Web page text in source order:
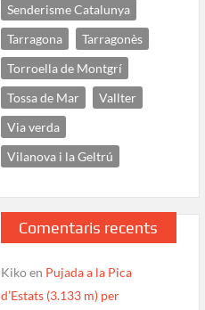
Senderisme Catalunya
Tarragona
Tarragonès
Torroella de Montgrí
Tossa de Mar
Vallter
Via verda
Vilanova i la Geltrú
Comentaris recents
Kikoen Pujada a la Pica
d’Estats (3.133 m) per